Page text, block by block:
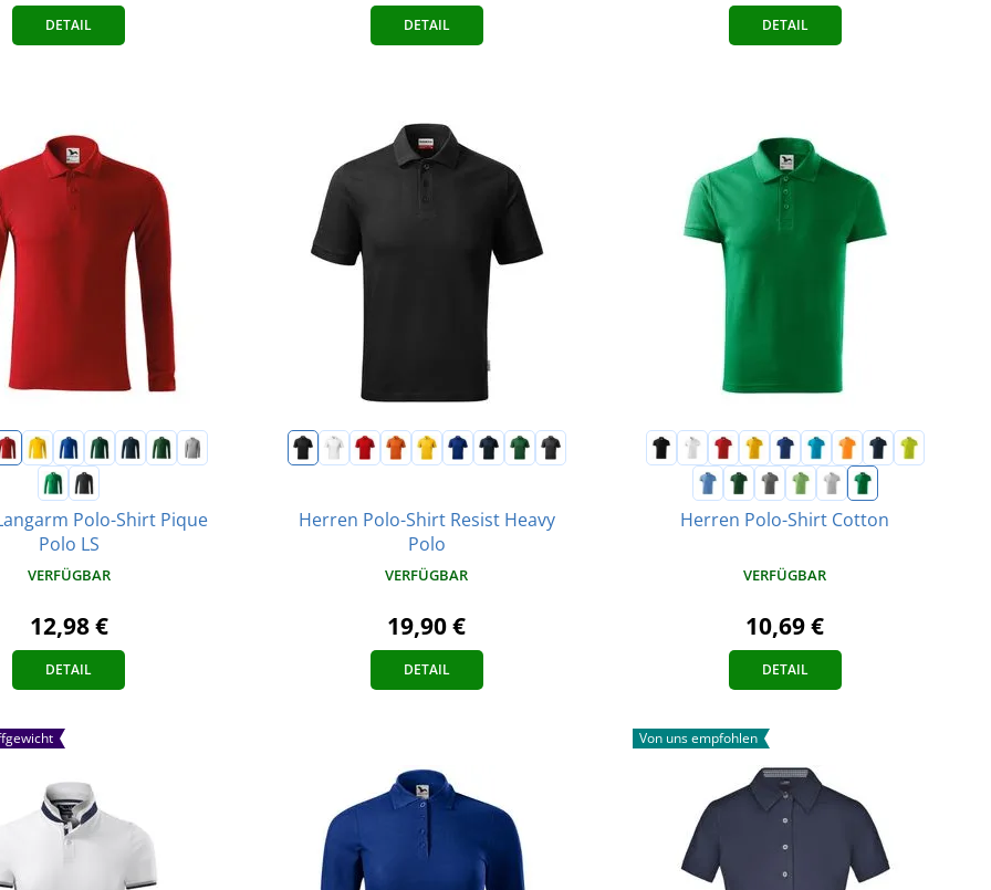
DETAIL DETAIL DETAIL
Polo-Shirt Pique
Polo LS
VERFÜGBAR
12,98 €
DETAIL
Herren Polo-Shirt Resist Heavy
Polo
VERFÜGBAR
19,90 €
DETAIL
Herren Polo-Shirt Cotton
VERFÜGBAR
10,69 €
DETAIL
Von uns empfohlen